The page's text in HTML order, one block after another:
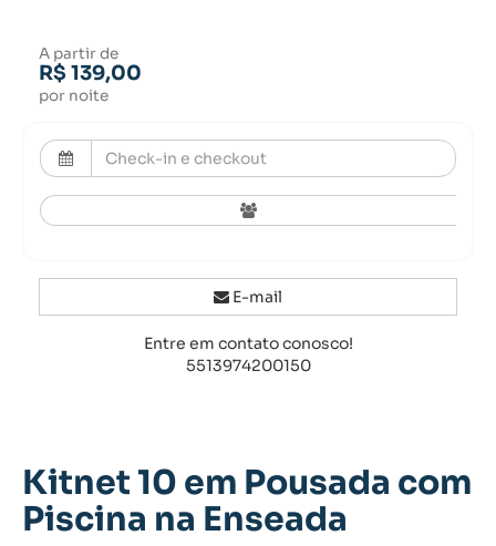
Kitnet 10 em Pousada com
Piscina na Enseada
A partir de
R$ 139,00
por noite
E-mail
Entre em contato conosco!
5513974200150